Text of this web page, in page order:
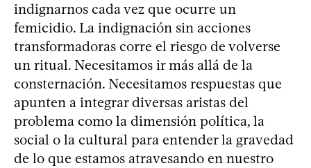
indignarnos cada vez que ocurre un
femicidio. La indignación sin acciones
transformadoras corre el riesgo de volverse
un ritual. Necesitamos ir más allá de la
consternación. Necesitamos respuestas que
apunten a integrar diversas aristas del
problema como la dimensión política, la
social o la cultural para entender la gravedad
de lo que estamos atravesando en nuestro